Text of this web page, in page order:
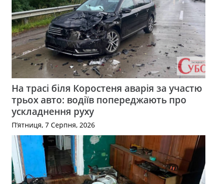
На трасі біля Коростеня аварія за участю
трьох авто: водіїв попереджають про
ускладнення руху
П’ятниця, 7 Серпня, 2026